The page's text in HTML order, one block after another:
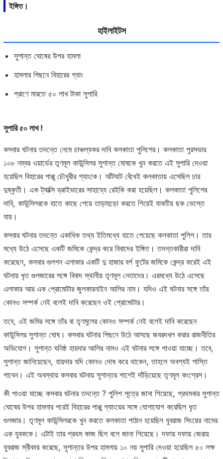
ইঙ্গিত।
হাইলাইটস
সুশান্ত ঘোষের উপর হামলা
হামলার পিছনে বিহারের গ্যাং
প্রাণে মারতে ৫০ লাখ টাকা সুপারি
সুপারি ৫০ লাখ !
কসবার ঘটনার তদন্তে নেমে চাঞ্চল্যকর দাবি কলকাতা পুলিশের। কলকাতা পুরসভার
১০৮ নম্বর ওয়ার্ডের তৃণমূল কাউন্সিলর সুশান্ত ঘোষকে খুন করতে এই সুপারি দেওয়া
হয়েছিল বিহারের পাপ্পু চৌধুরীর গ্যাংকে। আঁটঘাট বেঁধেই কলকাতায় এসেছিল চার
দুষ্কৃতী। এক ট্যাক্সি ড্রাইভারের সাহায্যে রেইকি করা হয়েছিল। কলকাতা পুলিশের
দাবি, কাউন্সিলরকে হাতে কাছে পেয়ে তাড়াহুড়ো করতে গিয়েই যাবতীয় ছক ভেস্তে
যায়।
কসবার ঘটনার তদন্তে একাধিক তথ্য ইতিমধ্যে হাতে পেয়েছে কলকাতা পুলিশ। তার
মধ্যে উঠে এসেছে একটি জমিকে কেন্দ্র করে বিবাদের ইঙ্গিত। তদন্তকারীরা দাবি
করেছেন, কসবার গুলশন এলাকার একটি দু হাজার বর্গ ফুটের জমিকে কেন্দ্র করেই এই
ঘটনায় ধৃত গুলজারের সঙ্গে বিবাদ স্থানীয় তৃণমূল নেতাদের। এরমধ্যে উঠে এসেছে
এলাকার আর এক প্রোমোটার জুলকারনাইন আলির নাম। যদিও এই ঘটনার সঙ্গে তাঁর
কোনও সম্পর্ক নেই বলেই দাবি করেছেন ওই প্রোমোটার।
তবে, এই জমির সঙ্গে তাঁর বা তৃণমূলের কোনও সম্পর্ক নেই বলেই দাবি করেছেন
কাউন্সিলর সুশান্ত ঘোষ। কসবার ঘটনার পিছনে উঠে আসছে জবরদখল করার রাজনীতির
অভিযোগ। সুশান্ত ঘনিষ্ঠ হায়দার আলির নামও এই ঘটনার সঙ্গে পাওয়া যাচ্ছে। তবে,
সুশান্ত জানিয়েছেন, হায়দার যদি কোনও দোষ করে থাকেন, তাহলে অবশ্যই শাস্তি
পাবেন। এই অবস্থায় কসবার ঘটনায় সুশান্তর পাশেই দাঁড়িয়েছে তৃণমূল কংগ্রেস।
কী পাওয়া যাচ্ছে কসবার ঘটনার তদন্তে ? পুলিশ সূত্রে জানা গিয়েছে, প্রথমবার সুশান্ত
ঘোষের উপর হামলার পরেই বিহারের পাপ্পু গ্যাংয়ের সঙ্গে যোগাযোগ করেছিল ধৃত
গুলজার। তৃণমূল কাউন্সিলরকে খুন করতে কলকাতা পাঠান হয়েছিল যুবরাজ সিংয়ের নামের
এক যুবককে। এটাই তার প্রথম কাজ ছিল বলে জানা গিয়েছে। দফায় দফায় জেরায়
যুবরাজ স্বীকার করেছে, সুশান্তর উপর হামলায় ১০ নয় সুপারি দেওয়া হয়েছিল ৫০ লক্ষ